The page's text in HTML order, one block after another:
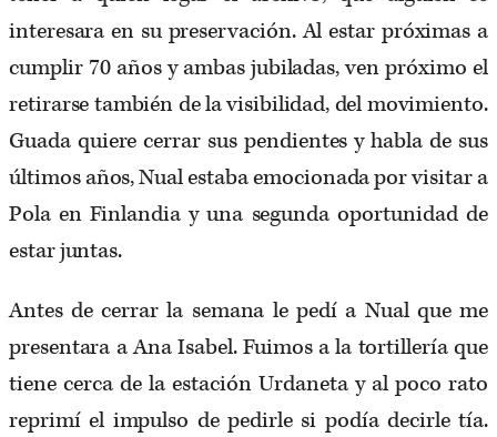
interesara en su preservación. Al estar próximas a
cumplir 70 años y ambas jubiladas, ven próximo el
retirarse también de la visibilidad, del movimiento.
Guada quiere cerrar sus pendientes y habla de sus
últimos años, Nual estaba emocionada por visitar a
Pola en Finlandia y una segunda oportunidad de
estar juntas.
Antes de cerrar la semana le pedí a Nual que me
presentara a Ana Isabel. Fuimos a la tortillería que
tiene cerca de la estación Urdaneta y al poco rato
reprimí el impulso de pedirle si podía decirle tía.